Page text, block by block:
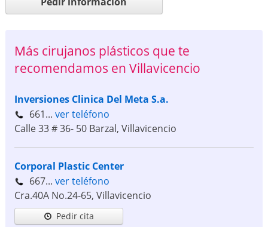
Más cirujanos plásticos que te
recomendamos en Villavicencio
Inversiones Clinica Del Meta S.a.
661... ver teléfono
Calle 33 # 36- 50 Barzal, Villavicencio
Corporal Plastic Center
667... ver teléfono
Cra.40A No.24-65, Villavicencio
Pedir cita